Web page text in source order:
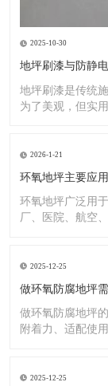
2025-10-30
地坪刷漆与防静
地坪刷漆是传统
为了美观，但实
2026-1-21
环氧地坪主要应
环氧地坪广泛用
厂、医院、航空
2025-12-25
做环氧防腐地坪
做环氧防腐地坪
附着力、适配使
2025-12-25